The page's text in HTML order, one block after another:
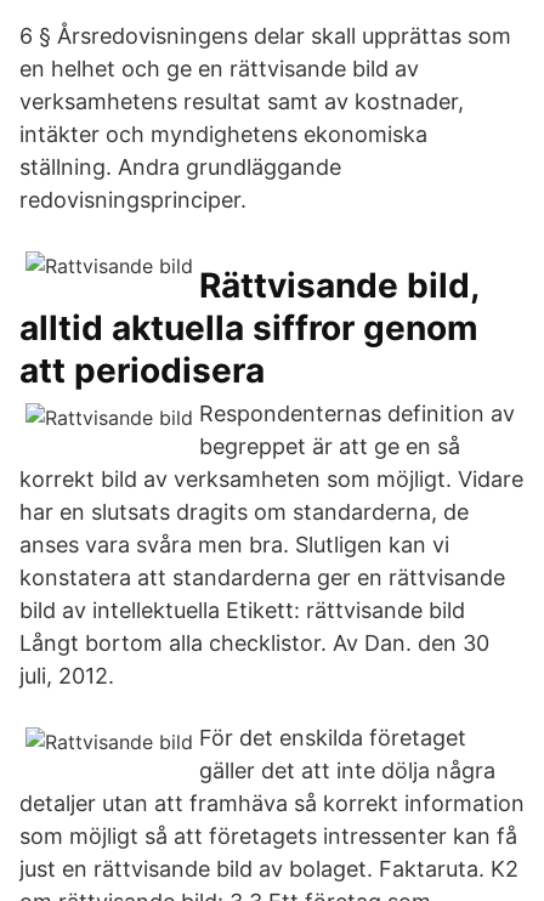
6 § Årsredovisningens delar skall upprättas som
en helhet och ge en rättvisande bild av
verksamhetens resultat samt av kostnader,
intäkter och myndighetens ekonomiska
ställning. Andra grundläggande
redovisningsprinciper.
Rättvisande bild,
alltid aktuella siffror genom
att periodisera
Respondenternas definition av
begreppet är att ge en så
korrekt bild av verksamheten som möjligt. Vidare
har en slutsats dragits om standarderna, de
anses vara svåra men bra. Slutligen kan vi
konstatera att standarderna ger en rättvisande
bild av intellektuella Etikett: rättvisande bild
Långt bortom alla checklistor. Av Dan. den 30
juli, 2012.
För det enskilda företaget
gäller det att inte dölja några
detaljer utan att framhäva så korrekt information
som möjligt så att företagets intressenter kan få
just en rättvisande bild av bolaget. Faktaruta. K2